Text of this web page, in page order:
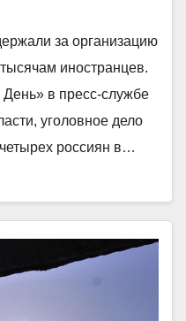
за организацию
иностранцев.
в пресс-службе
уголовное дело
россиян в…